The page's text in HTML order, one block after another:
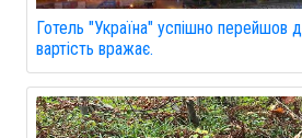
Готель "Україна" успішно перейшов
вартість вражає.